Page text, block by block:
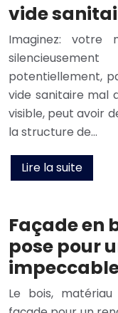
vide
Imaginez: votre
potentiellement,
vide sanitaire mal
visible, peut avoir
la structure de…
Lire la suite
Façade en
pose pour
Le bois,